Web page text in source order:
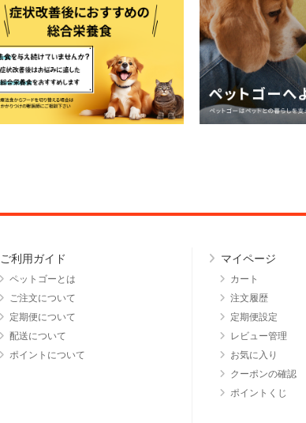
ご利用ガイド
ペットゴーとは
ご注文について
定期便について
配送について
ポイントについて
マイページ
カート
注文履歴
定期便設定
レビュー管理
お気に入り
クーポンの確認
ポイントくじ